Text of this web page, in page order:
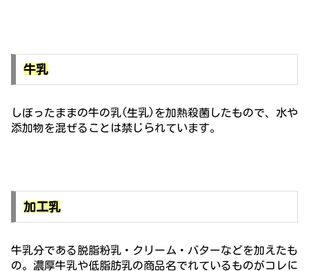
牛乳
しぼったままの牛の乳(生乳)を加熱殺菌したもので、水や
添加物を混ぜることは禁じられています。
加工乳
牛乳分である脱脂粉乳・クリーム・バターなどを加えたも
の。濃厚牛乳や低脂肪乳の商品名でれているものがコレに